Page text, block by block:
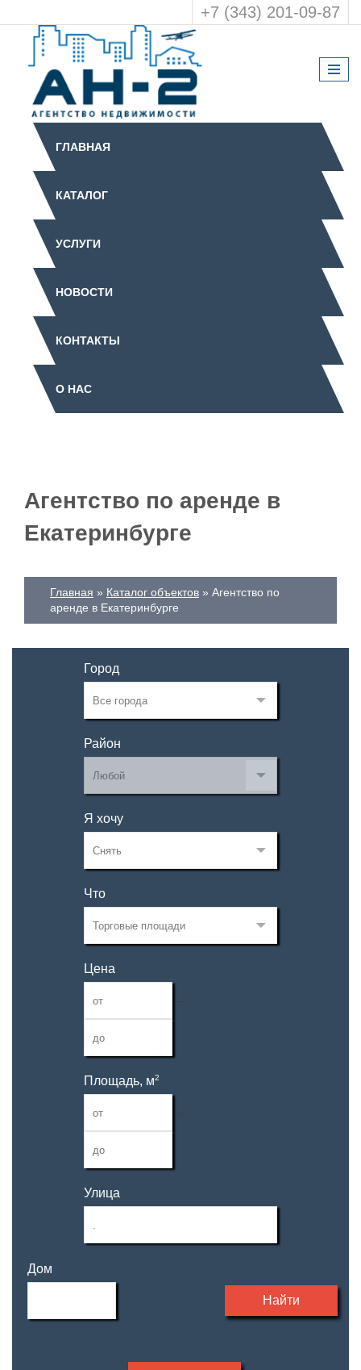
+7 (343) 201-09-87
ГЛАВНАЯ
КАТАЛОГ
УСЛУГИ
НОВОСТИ
КОНТАКТЫ
О НАС
Агентство по аренде в
Екатеринбурге
Главная Каталог объектов
Агентство по
аренде в Екатеринбурге
Город
Район
Я хочу
Что
Цена
—
Площадь, м2
—
Улица
Дом
Найти